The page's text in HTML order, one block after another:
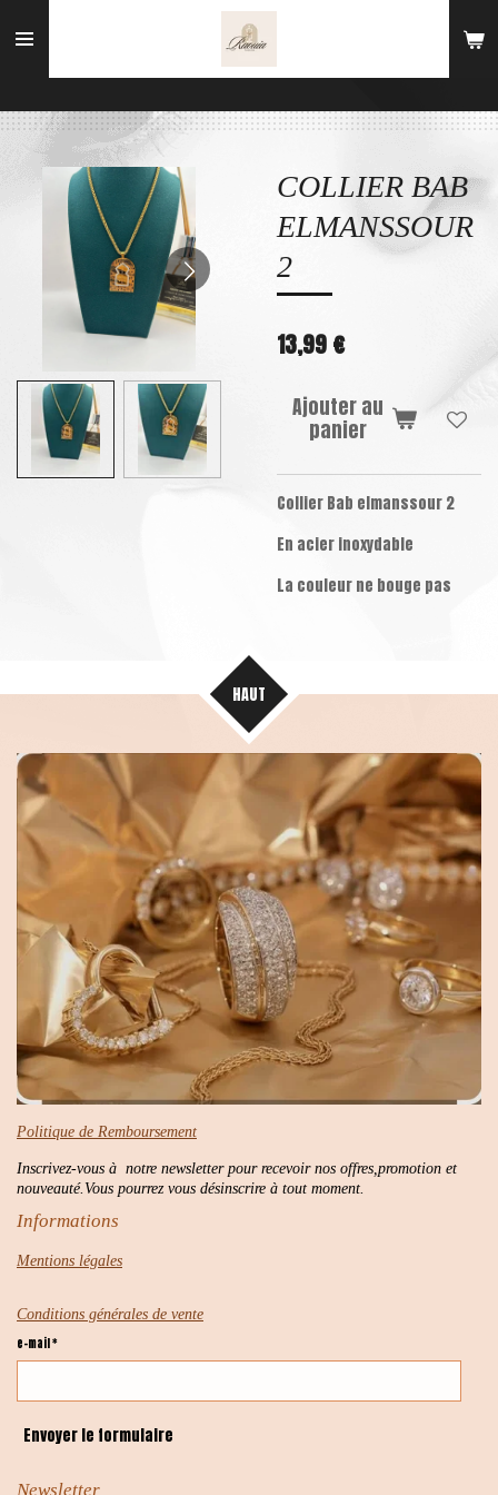
au
COLLIER BAB
ELMANSSOUR
2
13,99 €
Ajouter au
panier
Collier Bab elmanssour 2
En acier inoxydable
La couleur ne bouge pas
HAUT
Politique de Remboursement
Inscrivez-vous à notre newsletter pour recevoir nos offres,promotion et
nouveauté.Vous pourrez vous désinscrire à tout moment.
Informations
Mentions légales
Conditions générales de vente
e-mail *
Envoyer le formulaire
Newsletter